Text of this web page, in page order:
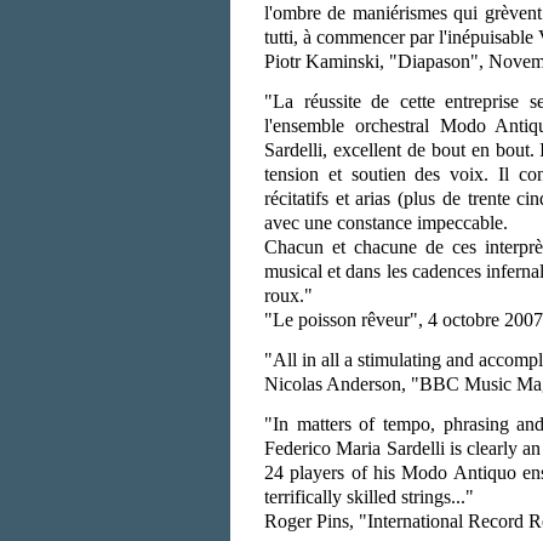
l'ombre de maniérismes qui
tutti, à commencer par
Piotr Kaminski, "Diapason",
"La réussite de cette entreprise
l'ensemble orchestral Modo
Sardelli, excellent de bout en
tension et soutien des voix. Il
récitatifs et arias (plus de trente
avec une constance impeccable.
Chacun et chacune de ces
musical et dans les cadences
roux."
"Le poisson rêveur", 4 octobre 2007
"All in all a stimulating and
Nicolas Anderson, "BBC Music
"In matters of tempo, phrasing
Federico Maria Sardelli is clearly
24 players of his Modo Antiquo
terrifically skilled strings..."
Roger Pins, "International Record